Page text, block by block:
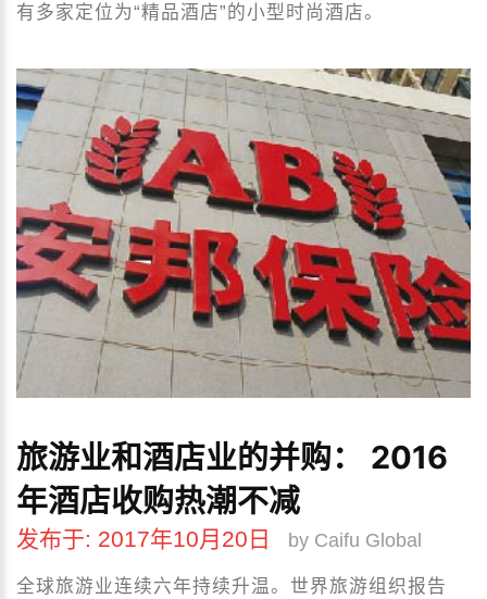
有多家定位为“精品酒店”的小型时尚酒店。
旅游业和酒店业的并购：
2016
年酒店收购热潮不减
发布于: 2017年10月20日 by Caifu Global
全球旅游业连续六年持续升温。世界旅游组织报告